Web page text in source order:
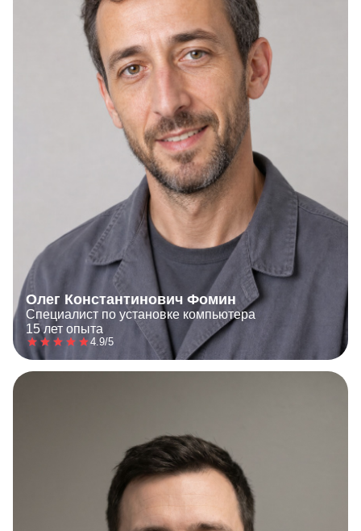
Олег Константинович Фомин
Специалист по установке компьютера
15 лет опыта
4.9/5